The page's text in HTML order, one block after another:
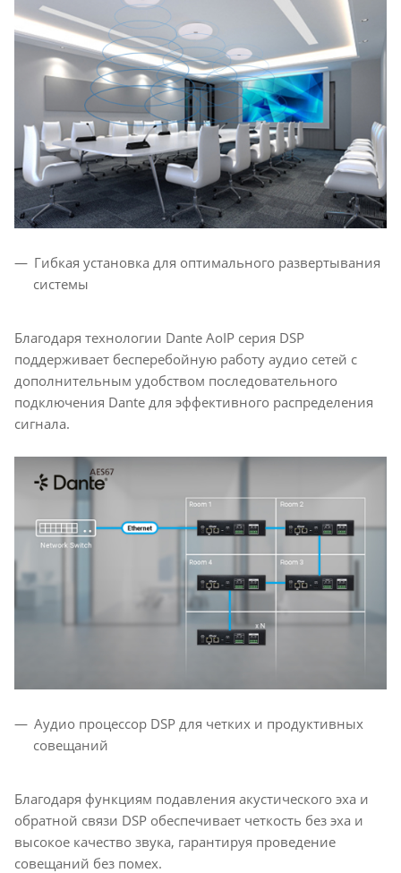
Гибкая установка для оптимального развертывания
системы
Благодаря технологии Dante AoIP серия DSP
поддерживает бесперебойную работу аудио сетей с
дополнительным удобством последовательного
подключения Dante для эффективного распределения
сигнала.
Аудио процессор DSP для четких и продуктивных
совещаний
Благодаря функциям подавления акустического эха и
обратной связи DSP обеспечивает четкость без эха и
высокое качество звука, гарантируя проведение
совещаний без помех.